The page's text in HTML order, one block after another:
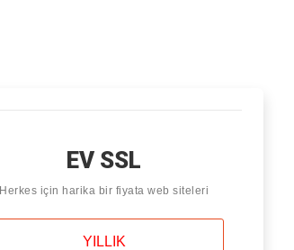
EV SSL
Herkes için harika bir fiyata web siteleri
YILLIK